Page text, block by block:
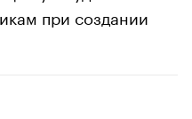
при создании